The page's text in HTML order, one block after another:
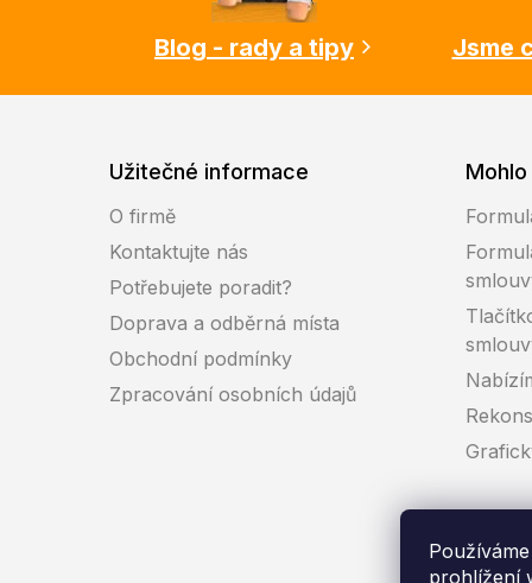
prohlížení
Blog - rady a tipy
Jsme
Užitečné informace
O firmě
Kontaktujte nás
Potřebujete poradit?
Doprava a odběrná místa
Obchodní podmínky
Zpracování osobních údajů